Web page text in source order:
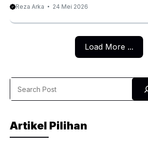
积，而不会因为间隔太久而遗忘。 巴厘岛
通能力的学习者来说，日常英语课程能够
力。 老师会安排大量生活情境，例如购物
熟悉真实英语环境。 随着练习次数增加，
地表达自己的想法，同时也能够更准确理
务英语课程 越来越多企业开始与海外客户
通、电话交流、产品介绍、商务谈判以及专
此之外，老师也会模拟真实商务场景，让
in Bali. Expat Tutor Pecatu for
residential areas in Bali for international
calm environment close to world famous
modern lifestyle. Along with its growing
continues to rise. Because of this trend,
Pecatu services are increasingly sought
Reza Arka 24 Mei 2026
Load More ...
Artikel Pilihan